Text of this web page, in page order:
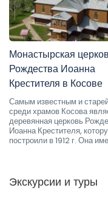
Монастырская
Рождества Иоанна
Крестителя в Косове
Самым известным и
среди храмов Косова
деревянная церковь
Иоанна Крестителя,
построили в 1912 г. Она
Экскурсии и туры